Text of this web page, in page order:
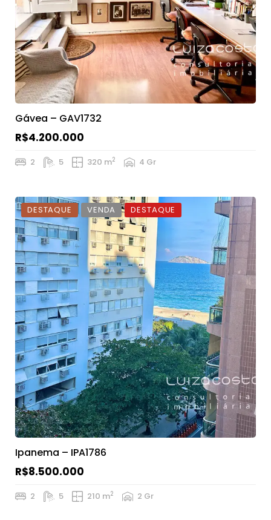
Gávea – GAV1732
R$4.200.000
2 5 320 m2 4 Gr
DESTAQUE VENDA DESTAQUE
Ipanema – IPA1786
R$8.500.000
2 5 210 m2 2 Gr